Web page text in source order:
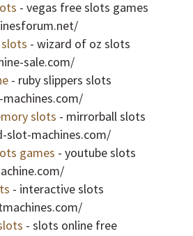
- vegas free slots games
- wizard of oz slots
sale.com/
- ruby slippers slots
slots - mirrorball slots
slot-machines.com/
games - youtube slots
- interactive slots
- slots online free